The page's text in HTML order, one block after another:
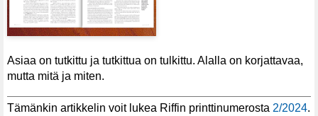
Asiaa on tutkittu ja tutkittua on tulkittu. Alalla on korjattavaa,
mutta mitä ja miten.
Tämänkin artikkelin voit lukea Riffin printtinumerosta 2/2024.